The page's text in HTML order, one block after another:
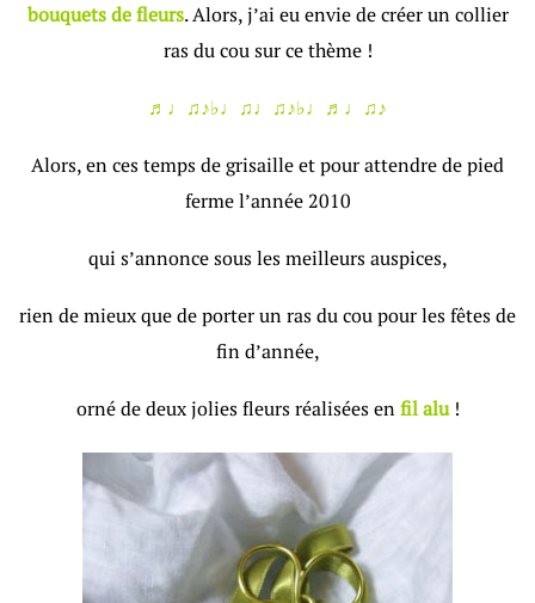
bouquets de fleurs. Alors, j’ai eu envie de créer un collier
ras du cou sur ce thème !
♬♩♫♪♭♩♫♩♫♪♭♩♬♩♫♪
Alors, en ces temps de grisaille et pour attendre de pied
ferme l’année 2010
qui s’annonce sous les meilleurs auspices,
rien de mieux que de porter un ras du cou pour les fêtes de
fin d’année,
orné de deux jolies fleurs réalisées enfil alu !